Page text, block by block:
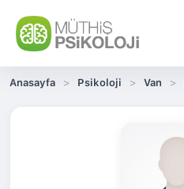
Anasayfa Psikoloji Van